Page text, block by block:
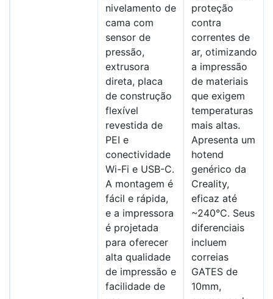
nivelamento de
cama com
sensor de
pressão,
extrusora
direta, placa
de construção
flexível
revestida de
PEI e
conectividade
Wi-Fi e USB-C.
A montagem é
fácil e rápida,
e a impressora
é projetada
para oferecer
alta qualidade
de impressão e
facilidade de
proteção
contra
correntes de
ar, otimizando
a impressão
de materiais
que exigem
temperaturas
mais altas.
Apresenta um
hotend
genérico da
Creality,
eficaz até
~240°C. Seus
diferenciais
incluem
correias
GATES de
10mm,